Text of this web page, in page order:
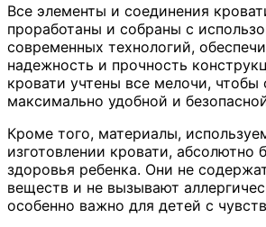
Все элементы и соединения
проработаны и собраны с
современных технологий,
надежность и прочность
кровати учтены все мелочи, чтобы
максимально удобной и
Кроме того, материалы,
изготовлении кровати, абсолютно
здоровья ребенка. Они не
веществ и не вызывают
особенно важно для детей с